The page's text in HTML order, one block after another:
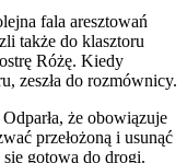
fala aresztowań
także do klasztoru
Różę. Kiedy
zeszła do rozmównicy.
że obowiązuje
przełożoną i usunąć
gotową do drogi.